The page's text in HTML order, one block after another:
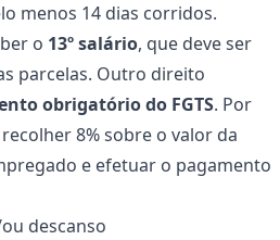
menos 14 dias corridos.
o 13º salário, que deve ser
parcelas. Outro direito
obrigatório do FGTS. Por
8% sobre o valor da
e efetuar o pagamento
descanso